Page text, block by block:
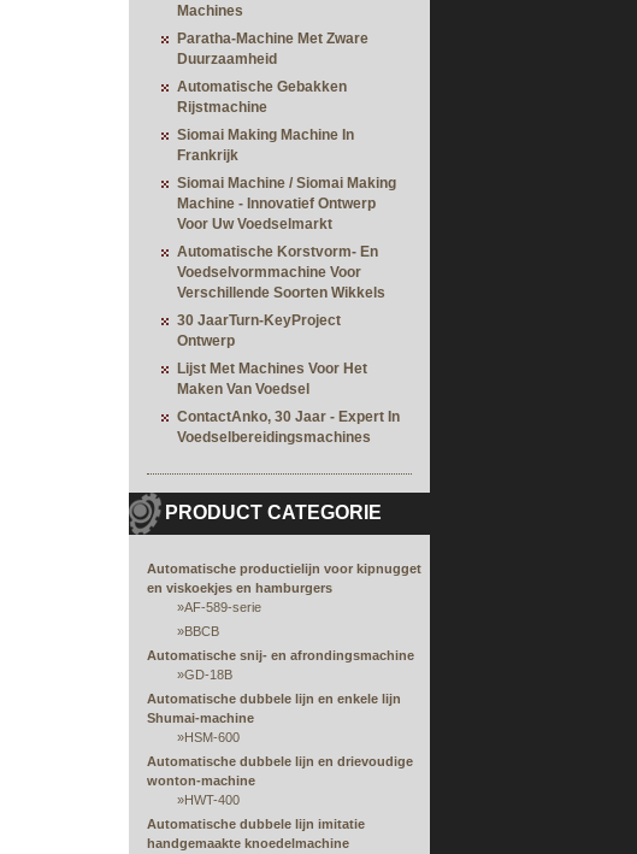
Machines
Paratha-Machine Met Zware
Duurzaamheid
Automatische Gebakken
Rijstmachine
Siomai Making Machine In
Frankrijk
Siomai Machine / Siomai Making
Machine - Innovatief Ontwerp
Voor Uw Voedselmarkt
Automatische Korstvorm- En
Voedselvormmachine Voor
Verschillende Soorten Wikkels
30 JaarTurn-KeyProject
Ontwerp
Lijst Met Machines Voor Het
Maken Van Voedsel
ContactAnko, 30 Jaar - Expert In
Voedselbereidingsmachines
PRODUCT CATEGORIE
Automatische productielijn voor kipnugget
en viskoekjes en hamburgers
»AF-589-serie
»BBCB
Automatische snij- en afrondingsmachine
»GD-18B
Automatische dubbele lijn en enkele lijn
Shumai-machine
»HSM-600
Automatische dubbele lijn en drievoudige
wonton-machine
»HWT-400
Automatische dubbele lijn imitatie
handgemaakte knoedelmachine